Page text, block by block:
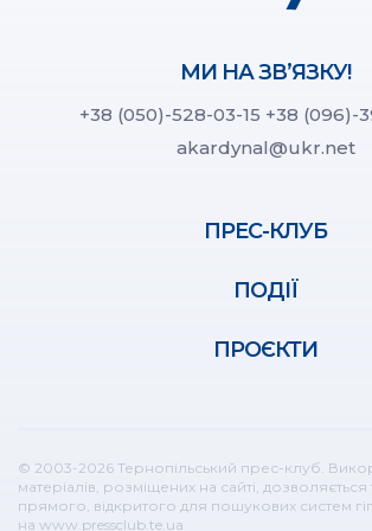
МИ НА ЗВ’ЯЗКУ!
+38 (050)-528-03-15 +38 (096)-
akardynal@ukr.net
ПРЕС-КЛУБ
ПОДІЇ
ПРОЄКТИ
© 2003-2026 Тернопільський прес-клуб.
матеріалів, розміщених на сайті, дозволяється
прямого, відкритого для пошукових систем
на www.pressclub.te.ua